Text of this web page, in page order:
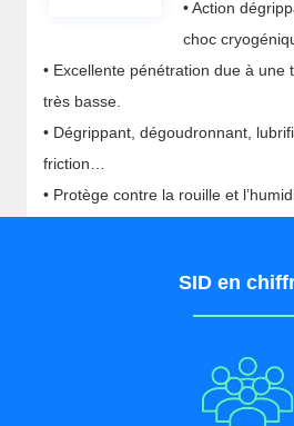
• Action
choc
• Excellente pénétration due à une
très basse.
• Dégrippant, dégoudronnant,
friction…
• Protège contre la rouille et
SID en